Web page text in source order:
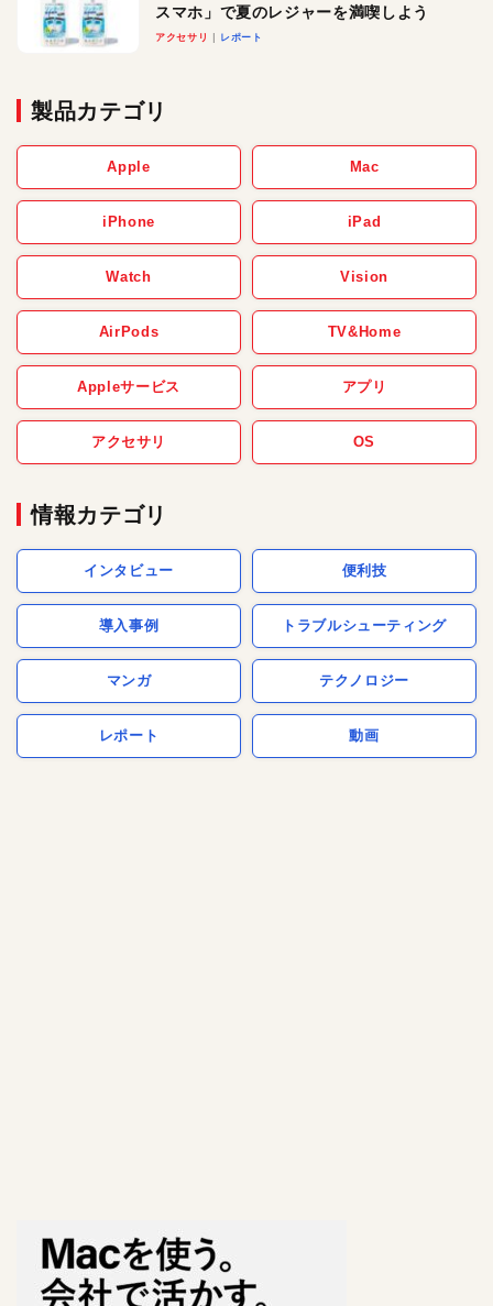
スマホ」で夏のレジャーを満喫しよう
アクセサリ レポート
製品カテゴリ
Apple Mac
iPhone iPad
Watch Vision
AirPods TV&Home
Appleサービス アプリ
アクセサリ OS
情報カテゴリ
インタビュー 便利技
導入事例 トラブルシューティング
マンガ テクノロジー
レポート 動画